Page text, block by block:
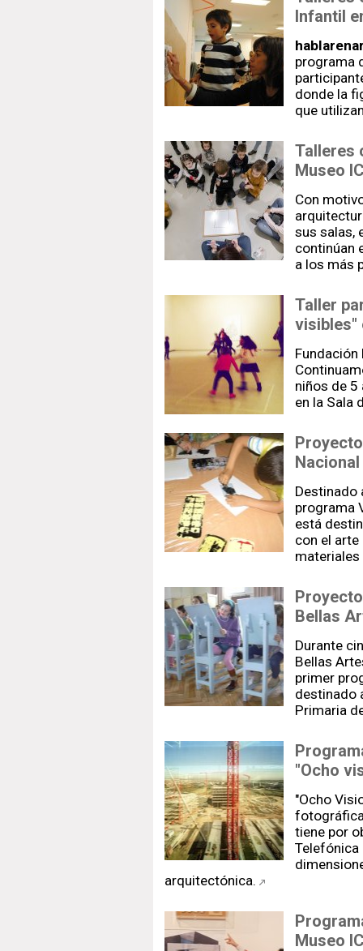
Infantil
programa
donde la
que
Talleres
Museo
Con
sus salas,
continúan
a los más
Taller
visibles"
niños de 5
en la Sala
Nacional
Destinado
programa
está
con el
Bellas
Durante
Bellas
primer
destinado
Primaria
"Ocho
"Ocho
tiene por
Telefónica
arquitectónica.
Museo